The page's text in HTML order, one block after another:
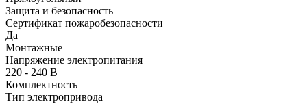
Защита и безопасность
Сертификат пожаробезопасности
Да
Монтажные
Напряжение электропитания
220 - 240 В
Комплектность
Тип электропривода